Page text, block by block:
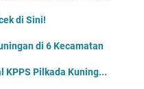
di Sini!
di 6 Kecamatan
KPPS Pilkada Kuning...